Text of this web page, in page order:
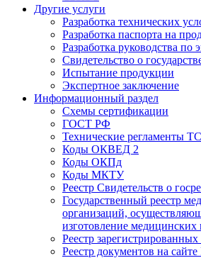
Другие услуги
Разработка технических
Разработка паспорта на
Разработка руководства по
Свидетельство о
Испытание продукции
Экспертное заключение
Информационный раздел
Схемы сертификации
ГОСТ РФ
Технические регламенты ТС
Коды ОКВЕД 2
Коды ОКПд
Коды МКТУ
Реестр Свидетельств о
Государственный реестр
организаций,
изготовление медицинских
Реестр
Реестр документов на